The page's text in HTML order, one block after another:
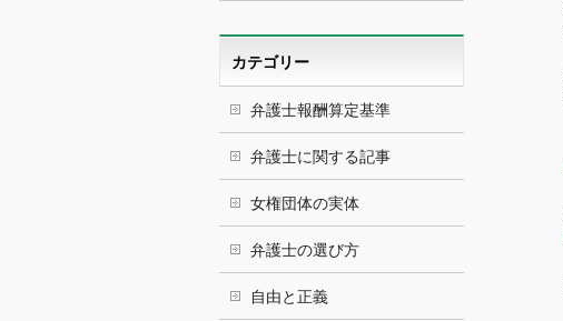
イ
ブカテゴリー
弁護士報酬算定基準
弁護士に関する記事
女権団体の実体
弁護士の選び方
自由と正義